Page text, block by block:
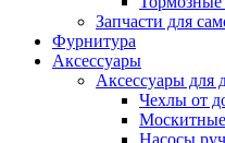
Запчасти для
Фурнитура
Аксессуары
Аксессуары для
Чехлы от
Москитные
Насосы